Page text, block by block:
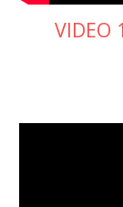
VIDEO